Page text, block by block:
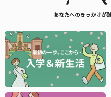
あなたへのきっかけが